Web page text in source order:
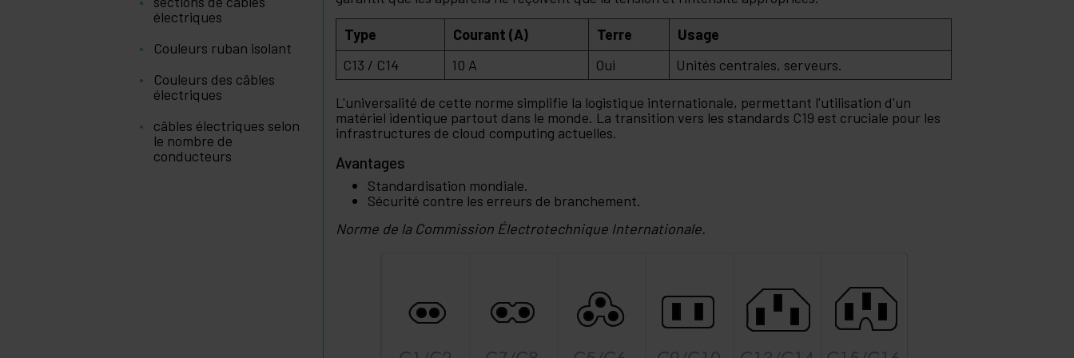
électriques
Couleurs ruban isolant
Couleurs des câbles
électriques
câbles électriques selon
le nombre de
conducteurs
Type Courant (A) Terre
Usage
C13 / C14
10 A Oui Unités centrales, serveurs.
L'universalité de cette norme simplifie la logistique internationale, permettant l'utilisation d'un
matériel identique partout dans le monde. La transition vers les standards C19 est cruciale pour les
infrastructures de cloud computing actuelles.
Avantages
Standardisation mondiale.
Sécurité contre les erreurs de branchement.
Norme de la Commission Électrotechnique Internationale.